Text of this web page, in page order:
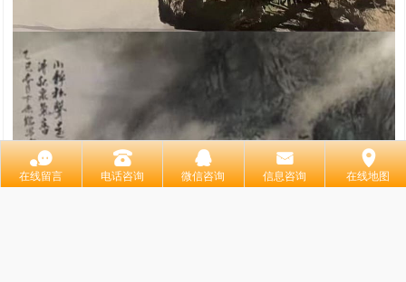
󰂮
在线留言
󰇯
电话咨询
󰇇
微信咨询
󰄸
信息咨询
󰅊
在线地图